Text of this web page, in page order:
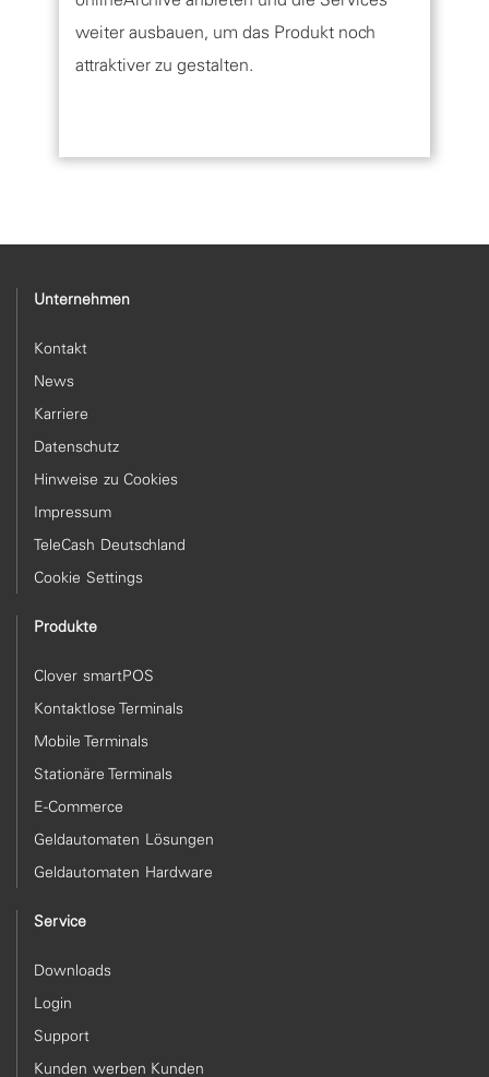
weiter ausbauen, um das Produkt noch
attraktiver zu gestalten.
Unternehmen
Kontakt
News
Karriere
Datenschutz
Hinweise zu Cookies
Impressum
TeleCash Deutschland
Cookie Settings
Produkte
Clover smartPOS
Kontaktlose Terminals
Mobile Terminals
Stationäre Terminals
E-Commerce
Geldautomaten Lösungen
Geldautomaten Hardware
Service
Downloads
Login
Support
Kunden werben Kunden